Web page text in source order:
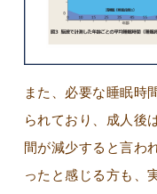
また、必要な睡眠時
られており、成人後
間が減少すると言わ
ったと感じる方も、